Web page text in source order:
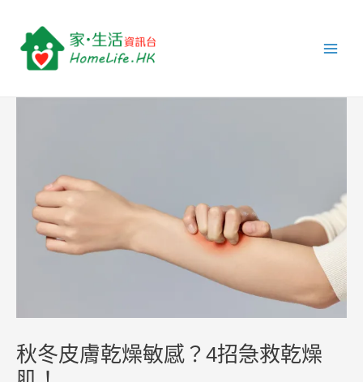
秋冬皮膚乾燥敏感？4招急救乾燥
navigation